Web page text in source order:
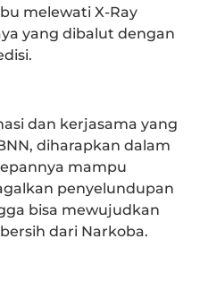
melewati X-Ray
yang dibalut dengan
dan kerjasama yang
diharapkan dalam
mampu
penyelundupan
bisa mewujudkan
dari Narkoba.